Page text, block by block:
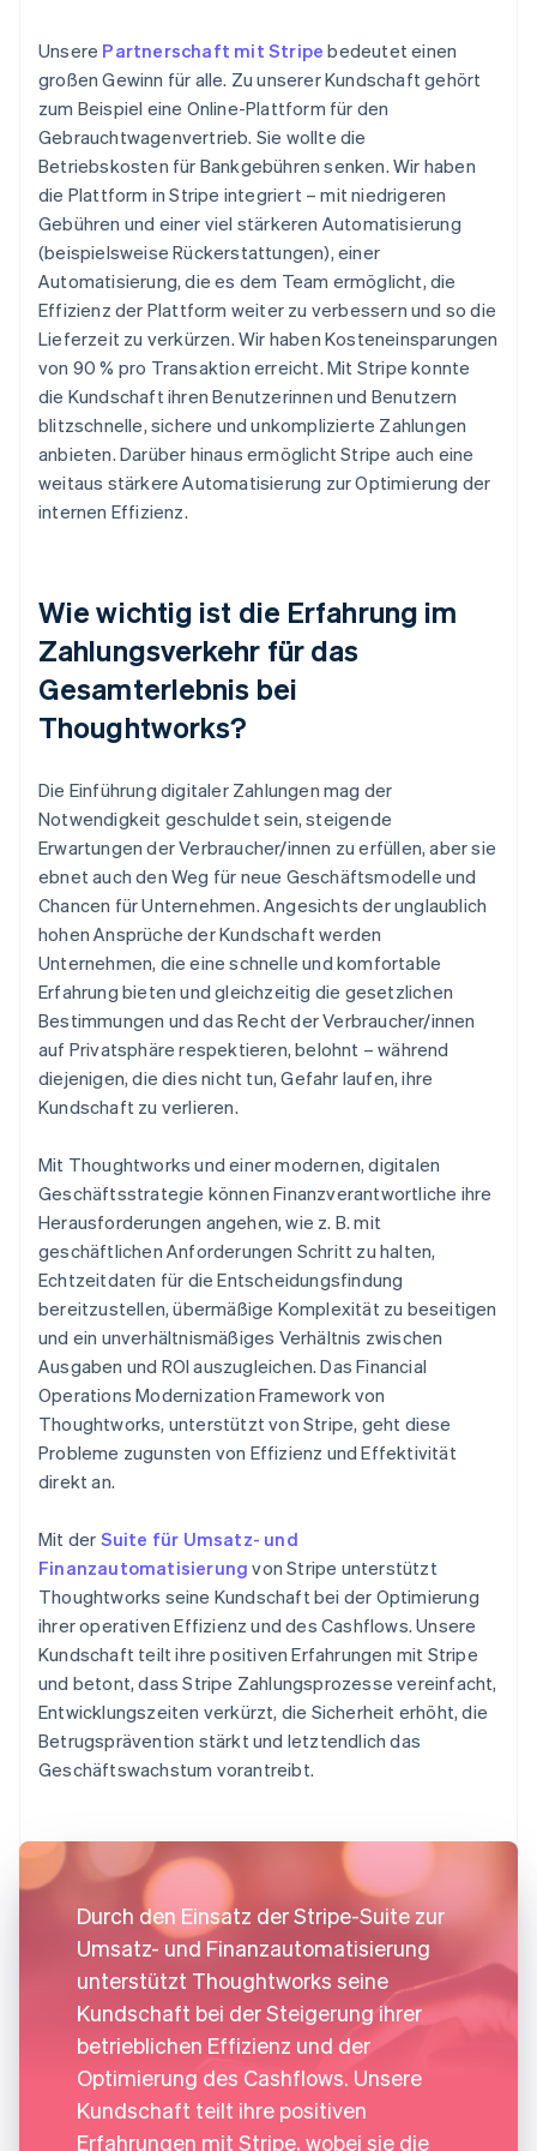
Unsere Partnerschaft mit Stripe bedeutet einen
großen Gewinn für alle. Zu unserer Kundschaft gehört
zum Beispiel eine Online-Plattform für den
Gebrauchtwagenvertrieb. Sie wollte die
Betriebskosten für Bankgebühren senken. Wir haben
die Plattform in Stripe integriert – mit niedrigeren
Gebühren und einer viel stärkeren Automatisierung
(beispielsweise Rückerstattungen), einer
Automatisierung, die es dem Team ermöglicht, die
Effizienz der Plattform weiter zu verbessern und so die
Lieferzeit zu verkürzen. Wir haben Kosteneinsparungen
von 90 % pro Transaktion erreicht. Mit Stripe konnte
die Kundschaft ihren Benutzerinnen und Benutzern
blitzschnelle, sichere und unkomplizierte Zahlungen
anbieten. Darüber hinaus ermöglicht Stripe auch eine
weitaus stärkere Automatisierung zur Optimierung der
internen Effizienz.
Wie wichtig ist die Erfahrung im
Zahlungsverkehr für das
Gesamterlebnis bei
Thoughtworks?
Die Einführung digitaler Zahlungen mag der
Notwendigkeit geschuldet sein, steigende
Erwartungen der Verbraucher/innen zu erfüllen, aber sie
ebnet auch den Weg für neue Geschäftsmodelle und
Chancen für Unternehmen. Angesichts der unglaublich
hohen Ansprüche der Kundschaft werden
Unternehmen, die eine schnelle und komfortable
Erfahrung bieten und gleichzeitig die gesetzlichen
Bestimmungen und das Recht der Verbraucher/innen
auf Privatsphäre respektieren, belohnt – während
diejenigen, die dies nicht tun, Gefahr laufen, ihre
Kundschaft zu verlieren.
Mit Thoughtworks und einer modernen, digitalen
Geschäftsstrategie können Finanzverantwortliche ihre
Herausforderungen angehen, wie z. B. mit
geschäftlichen Anforderungen Schritt zu halten,
Echtzeitdaten für die Entscheidungsfindung
bereitzustellen, übermäßige Komplexität zu beseitigen
und ein unverhältnismäßiges Verhältnis zwischen
Ausgaben und ROI auszugleichen. Das Financial
Operations Modernization Framework von
Thoughtworks, unterstützt von Stripe, geht diese
Probleme zugunsten von Effizienz und Effektivität
direkt an.
Mit der Suite für Umsatz- und
Finanzautomatisierung von Stripe unterstützt
Thoughtworks seine Kundschaft bei der Optimierung
ihrer operativen Effizienz und des Cashflows. Unsere
Kundschaft teilt ihre positiven Erfahrungen mit Stripe
und betont, dass Stripe Zahlungsprozesse vereinfacht,
Entwicklungszeiten verkürzt, die Sicherheit erhöht, die
Betrugsprävention stärkt und letztendlich das
Geschäftswachstum vorantreibt.
Durch den Einsatz der Stripe-Suite zur
Umsatz- und Finanzautomatisierung
unterstützt Thoughtworks seine
Kundschaft bei der Steigerung ihrer
betrieblichen Effizienz und der
Optimierung des Cashflows. Unsere
Kundschaft teilt ihre positiven
Erfahrungen mit Stripe, wobei sie die